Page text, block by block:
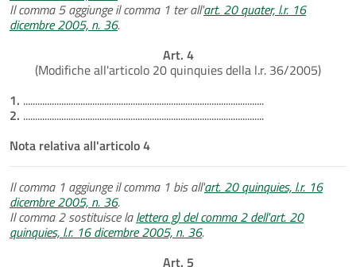
Il comma 5 aggiunge il comma 1 ter all'art. 20 quater, l.r. 16
dicembre 2005, n. 36.
Art. 4
(Modifiche all'articolo 20 quinquies della l.r. 36/2005)
1. .....................................................................................................
2. .....................................................................................................
Nota relativa all'articolo 4
Il comma 1 aggiunge il comma 1 bis all'art. 20 quinquies, l.r. 16
dicembre 2005, n. 36.
Il comma 2 sostituisce lalettera g) del comma 2 dell'art. 20
quinquies, l.r. 16 dicembre 2005, n. 36.
Art. 5